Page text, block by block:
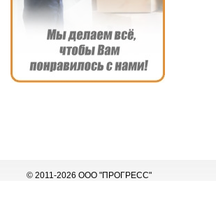
© 2011-2026 ООО "ПРОГРЕСС"